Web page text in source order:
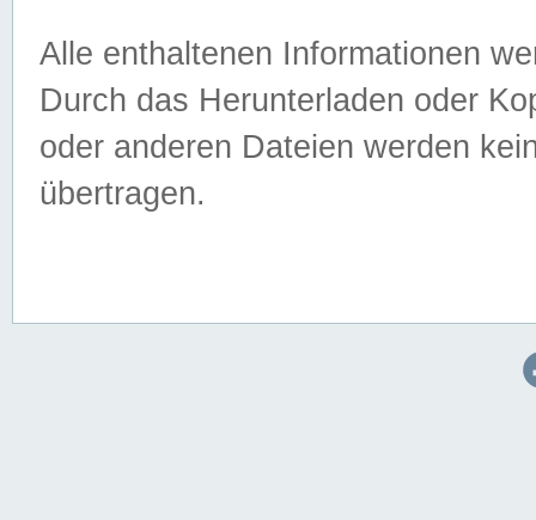
Alle enthaltenen Informationen
Durch das Herunterladen oder
oder anderen Dateien werden
übertragen.